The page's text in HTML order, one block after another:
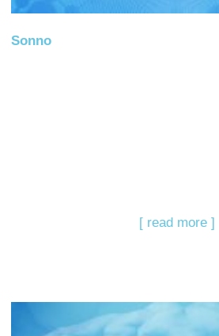
Sonno
[ read more ]